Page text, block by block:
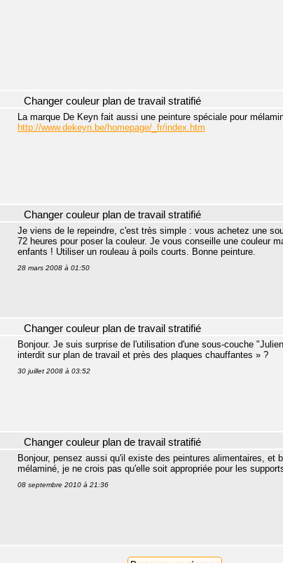
Changer couleur plan de travail stratifié
La marque De Keyn fait aussi une peinture spéciale pour
http://www.dekeyn.be/homepage/_fr/index.htm
Changer couleur plan de travail stratifié
Je viens de le repeindre, c'est très simple : vous achetez une
72 heures pour poser la couleur. Je vous conseille une couleur
enfants ! Utiliser un rouleau à poils courts. Bonne peinture.
28 mars 2008 à 01:50
Changer couleur plan de travail stratifié
Bonjour. Je suis surprise de l'utilisation d'une sous-couche
interdit sur plan de travail et près des plaques chauffantes » ?
30 juillet 2008 à 03:52
Changer couleur plan de travail stratifié
Bonjour, pensez aussi qu'il existe des peintures alimentaires,
mélaminé, je ne crois pas qu'elle soit appropriée pour les
08 septembre 2010 à 21:36